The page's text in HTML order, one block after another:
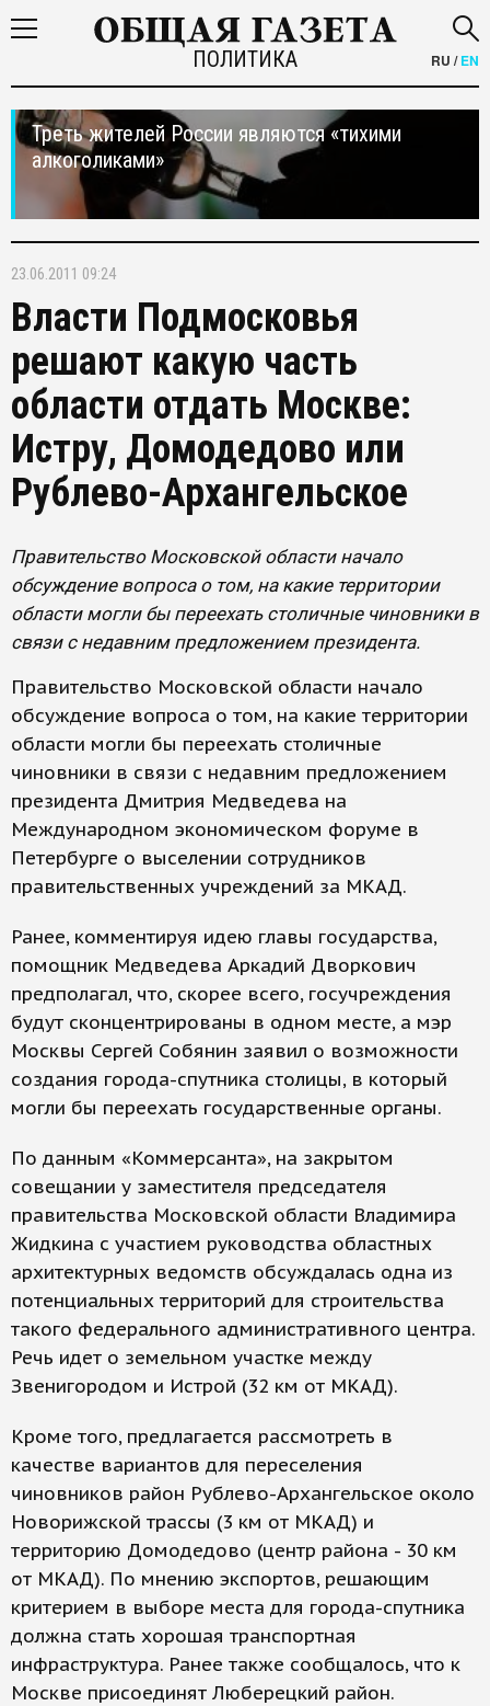
ПОЛИТИКА RU /EN
Треть жителей России являются «тихими
алкоголиками»
23.06.2011 09:24
Власти Подмосковья
решают какую часть
области отдать Москве:
Истру, Домодедово или
Рублево-Архангельское
Правительство Московской области начало
обсуждение вопроса о том, на какие территории
области могли бы переехать столичные чиновники в
связи с недавним предложением президента.
Правительство Московской области начало
обсуждение вопроса о том, на какие территории
области могли бы переехать столичные
чиновники в связи с недавним предложением
президента Дмитрия Медведева на
Международном экономическом форуме в
Петербурге о выселении сотрудников
правительственных учреждений за МКАД.
Ранее, комментируя идею главы государства,
помощник Медведева Аркадий Дворкович
предполагал, что, скорее всего, госучреждения
будут сконцентрированы в одном месте, а мэр
Москвы Сергей Собянин заявил о возможности
создания города-спутника столицы, в который
могли бы переехать государственные органы.
По данным «Коммерсанта», на закрытом
совещании у заместителя председателя
правительства Московской области Владимира
Жидкина с участием руководства областных
архитектурных ведомств обсуждалась одна из
потенциальных территорий для строительства
такого федерального административного центра.
Речь идет о земельном участке между
Звенигородом и Истрой (32 км от МКАД).
Кроме того, предлагается рассмотреть в
качестве вариантов для переселения
чиновников район Рублево-Архангельское около
Новорижской трассы (3 км от МКАД) и
территорию Домодедово (центр района - 30 км
от МКАД). По мнению экспортов, решающим
критерием в выборе места для города-спутника
должна стать хорошая транспортная
инфраструктура. Ранее также сообщалось, что к
Москве присоединят Люберецкий район.